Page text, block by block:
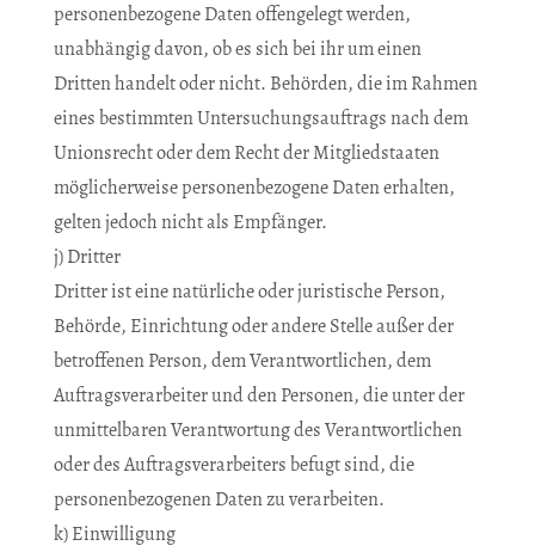
personenbezogene Daten offengelegt werden,
unabhängig davon, ob es sich bei ihr um einen
Dritten handelt oder nicht. Behörden, die im Rahmen
eines bestimmten Untersuchungsauftrags nach dem
Unionsrecht oder dem Recht der Mitgliedstaaten
möglicherweise personenbezogene Daten erhalten,
gelten jedoch nicht als Empfänger.
j) Dritter
Dritter ist eine natürliche oder juristische Person,
Behörde, Einrichtung oder andere Stelle außer der
betroffenen Person, dem Verantwortlichen, dem
Auftragsverarbeiter und den Personen, die unter der
unmittelbaren Verantwortung des Verantwortlichen
oder des Auftragsverarbeiters befugt sind, die
personenbezogenen Daten zu verarbeiten.
k) Einwilligung